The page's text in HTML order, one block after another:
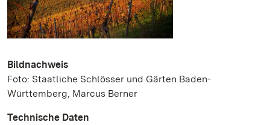
Bildnachweis
Foto: Staatliche Schlösser und Gärten Baden-
Württemberg, Marcus Berner
Technische Daten